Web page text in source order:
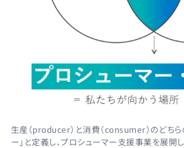
生産（producer）と消費（consumer）のどち
ー」と定義し、プロシューマー支援事業を展開し